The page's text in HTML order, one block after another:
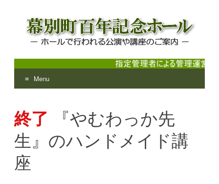
幕別町百年記念ホール
ホールで行われる公演や講座のご案内
Menu
content
終了
『やむわっか先
生』のハンドメイド講
座